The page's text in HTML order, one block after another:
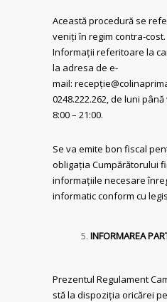
Această procedură se
veniți în regim contra-cost.
Informații referitoare la
la adresa de e-
mail:
0248.222.262, de luni
8:00 – 21:00.
Se va emite bon fiscal
obligația Cumpărătorului
informațiile necesare
informatic conform cu
INFORMAREA
Prezentul Regulament
stă la dispoziția oricărei